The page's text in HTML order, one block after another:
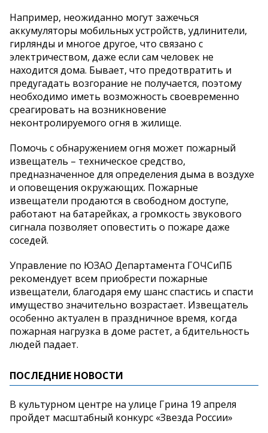
Например, неожиданно могут зажечься
аккумуляторы мобильных устройств, удлинители,
гирлянды и многое другое, что связано с
электричеством, даже если сам человек не
находится дома. Бывает, что предотвратить и
предугадать возгорание не получается, поэтому
необходимо иметь возможность своевременно
среагировать на возникновение
неконтролируемого огня в жилище.
Помочь с обнаружением огня может пожарный
извещатель – техническое средство,
предназначенное для определения дыма в воздухе
и оповещения окружающих. Пожарные
извещатели продаются в свободном доступе,
работают на батарейках, а громкость звукового
сигнала позволяет оповестить о пожаре даже
соседей.
Управление по ЮЗАО Департамента ГОЧСиПБ
рекомендует всем приобрести пожарные
извещатели, благодаря ему шанс спастись и спасти
имущество значительно возрастает. Извещатель
особенно актуален в праздничное время, когда
пожарная нагрузка в доме растет, а бдительность
людей падает.
ПОСЛЕДНИЕ НОВОСТИ
В культурном центре на улице Грина 19 апреля
пройдет масштабный конкурс «Звезда России»